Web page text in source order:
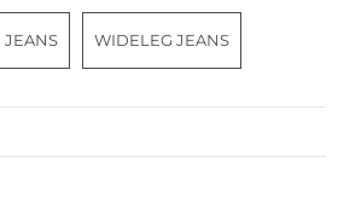
JEANS WIDELEG JEANS